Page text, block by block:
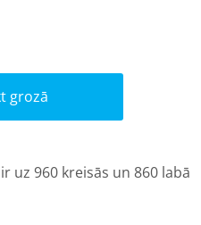
grozā
uz 960 kreisās un 860 labā